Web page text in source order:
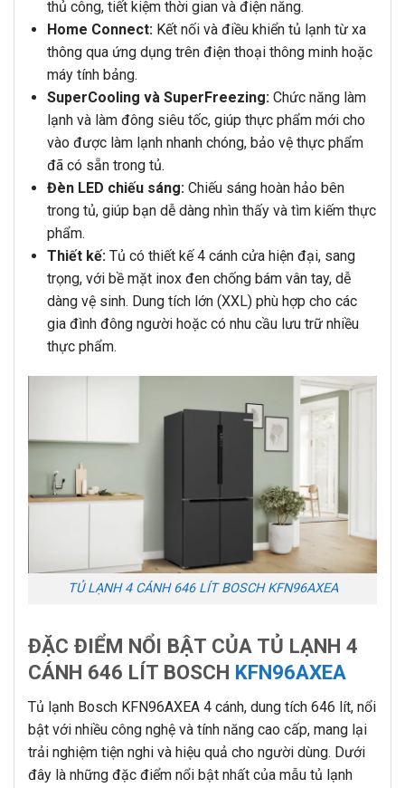
thủ công, tiết kiệm thời gian và điện năng.
Home Connect:Kết nối và điều khiển tủ lạnh từ xa
thông qua ứng dụng trên điện thoại thông minh hoặc
máy tính bảng.
SuperCooling và SuperFreezing:Chức năng làm
lạnh và làm đông siêu tốc, giúp thực phẩm mới cho
vào được làm lạnh nhanh chóng, bảo vệ thực phẩm
đã có sẵn trong tủ.
Đèn LED chiếu sáng:Chiếu sáng hoàn hảo bên
trong tủ, giúp bạn dễ dàng nhìn thấy và tìm kiếm thực
phẩm.
Thiết kế:Tủ có thiết kế 4 cánh cửa hiện đại, sang
trọng, với bề mặt inox đen chống bám vân tay, dễ
dàng vệ sinh. Dung tích lớn (XXL) phù hợp cho các
gia đình đông người hoặc có nhu cầu lưu trữ nhiều
thực phẩm.
TỦ LẠNH 4 CÁNH 646 LÍT BOSCH KFN96AXEA
ĐẶC ĐIỂM NỔI BẬT CỦA TỦ LẠNH 4
CÁNH 646 LÍT BOSCH KFN96AXEA
Tủ lạnh Bosch KFN96AXEA 4 cánh, dung tích 646 lít, nổi
bật với nhiều công nghệ và tính năng cao cấp, mang lại
trải nghiệm tiện nghi và hiệu quả cho người dùng. Dưới
đây là những đặc điểm nổi bật nhất của mẫu tủ lạnh